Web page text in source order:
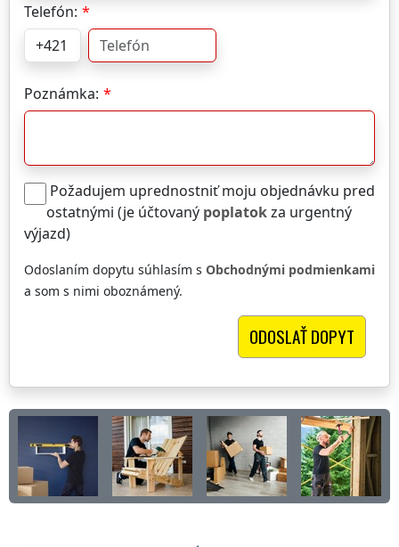
Telefón:
Poznámka:
Požadujem uprednostniť moju objednávku pred
ostatnými (je účtovaný poplatokza urgentný
výjazd)
Odoslaním dopytu súhlasím s Obchodnými podmienkami
a som s nimi oboznámený.